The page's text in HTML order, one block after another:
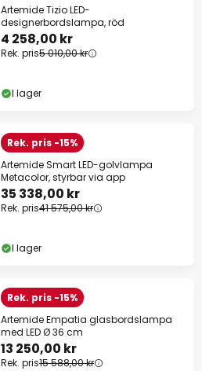
Artemide Tizio LED-
designerbordslampa, röd
4 258,00 kr
Rek. pris5 010,00 kr
I lager
Rek. pris -15%
Artemide Smart LED-golvlampa
Metacolor, styrbar via app
35 338,00 kr
Rek. pris41 575,00 kr
I lager
Rek. pris -15%
Artemide Empatia glasbordslampa
med LED Ø 36 cm
13 250,00 kr
Rek. pris15 588,00 kr